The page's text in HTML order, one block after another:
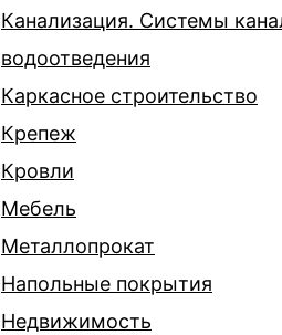
Канализация. Системы
водоотведения
Каркасное строительство
Крепеж
Кровли
Мебель
Металлопрокат
Напольные покрытия
Недвижимость